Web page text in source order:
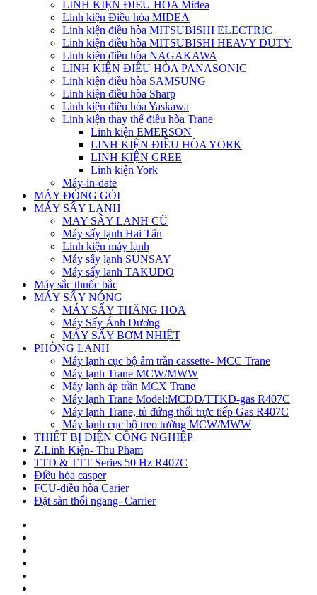
LINH KIỆN ĐIỀU HÒA Midea
Linh kiện Điều hòa MIDEA
Linh kiện điều hòa MITSUBISHI ELECTRIC
Linh kiện điều hòa MITSUBISHI HEAVY DUTY
Linh kiện điều hòa NAGAKAWA
LINH KIỆN ĐIỀU HÒA PANASONIC
Linh kiện điều hòa SAMSUNG
Linh kiện điều hòa Sharp
Linh kiện điều hòa Yaskawa
Linh kiện thay thế điều hòa Trane
Linh kiện EMERSON
LINH KIỆN ĐIỀU HÒA YORK
LINH KIỆN GREE
Linh kiện York
Máy-in-date
MÁY ĐÓNG GÓI
MÁY SẤY LẠNH
MAY SÂY LANH CŨ
Máy sấy lạnh Hai Tấn
Linh kiện máy lạnh
Máy sấy lạnh SUNSAY
Máy sấy lanh TAKUDO
Máy sắc thuốc bắc
MÁY SẤY NÓNG
MÁY SẤY THĂNG HOA
Máy Sấy Ánh Dương
MÁY SẤY BƠM NHIỆT
PHÒNG LẠNH
Máy lạnh cục bộ âm trần cassette- MCC Trane
Máy lạnh Trane MCW/MWW
Máy lạnh áp trần MCX Trane
Máy lạnh Trane Model:MCDD/TTKD-gas R407C
Máy lạnh Trane, tủ đứng thổi trực tiếp Gas R407C
Máy lạnh cục bộ treo tường MCW/MWW
THIẾT BỊ ĐIỆN CÔNG NGHIỆP
Z.Linh Kiện- Thu Phạm
TTD & TTT Series 50 Hz R407C
Điều hòa casper
FCU-điều hòa Carier
Đặt sàn thổi ngang- Carrier